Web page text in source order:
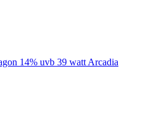
14% uvb 39 watt Arcadia